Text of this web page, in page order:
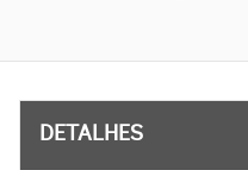
DETALHES